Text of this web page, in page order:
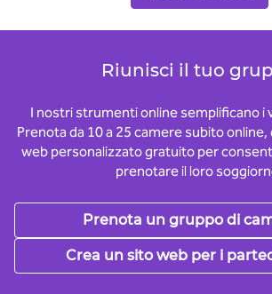
Riunisci il tuo
I nostri strumenti online semplificano i
Prenota da 10 a 25 camere subito
web personalizzato gratuito per
prenotare il loro
Prenota un gruppo di
Crea un sito web per i